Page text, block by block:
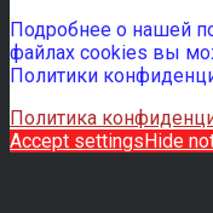
Подробнее о нашей
файлах cookies вы
Политики
Политика
Accept settingsHide